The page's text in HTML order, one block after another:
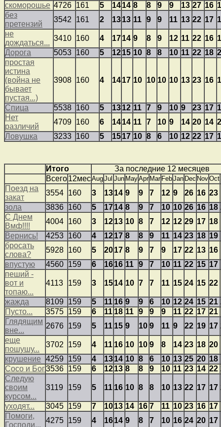
скоморошье 4726 161 5 1414 8 8 9 9 13 27 16
без
претензий
3542 161 2 1313 11 9 9 11 13 22 17
не
дождаться...
3410 160 4 1714 9 8 9 12 11 22 16
Дорога
5053 160 5 1215 10 8 8 10 11 22 18
простая
истина
(война не
бывает
пустая...)
3908 160 4 1417 10 10 10 10 13 23 16
Спица 5538 160 5 1312 11 7 9 10 9 23 17
Нет
различий
4709 160 6 1414 11 7 10 9 14 20 14
Ловушка
3233 160 5 1517 10 8 6 10 12 22 17
Итого
За последние 12 месяцев
Всего12месAugJul Jun MayApr Mar FebJan Dec NovOct
Поезд на
закат
3554 160 3 1314 9 9 7 12 9 26 16 23
зола
3836 160 5 1714 8 9 7 10 10 26 16 18
С Днем
Вмф!!!!
4004 160 3 1213 10 8 7 12 12 29 17 18
Вернись!
4253 160 4 1217 8 8 9 11 14 23 18 19
бросать
слова?
5928 160 5 2017 8 9 7 9 17 22 13 16
впустую
4560 159 6 1616 11 9 7 10 11 22 15 17
пеший -
вот и
топаю...
4113 159 3 1514 10 7 7 11 15 24 15 22
жажда 8109 159 5 11 16 9 9 6 10 12 24 15 21
Пусто...
3575 159 6 11 18 11 9 9 9 11 22 17 21
Глядящим
вне...
2676 159 5 11 15 9 10 9 11 9 22 19 17
еще
пошушу...
3702 159 4 11 16 10 10 9 8 14 23 18 20
крушение
4259 159 4 1314 10 8 6 10 13 25 20 18
Сосо и Бог3536 159 6 1213 8 8 9 10 11 23 14 22
Следую
своим
курсом...
3119 159 5 11 16 10 8 8 10 13 22 17 17
уходят... 3045 159 7 1013 14 16 7 11 10 23 16 17
Помоги,
Господи...
4275 159 4 1614 9 8 7 10 16 24 20 17